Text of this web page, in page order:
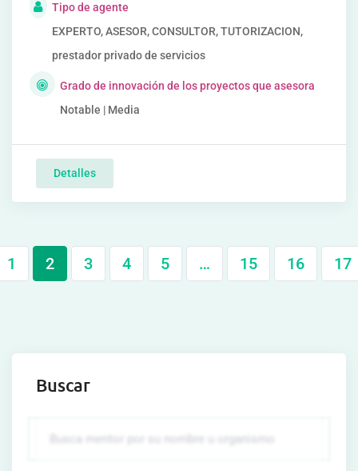
Tipo de agente
EXPERTO, ASESOR, CONSULTOR, TUTORIZACION,
prestador privado de servicios
Grado de innovación de los proyectos que asesora
Notable | Media
Detalles
1 2 3 4 5 … 15 16 17
Buscar